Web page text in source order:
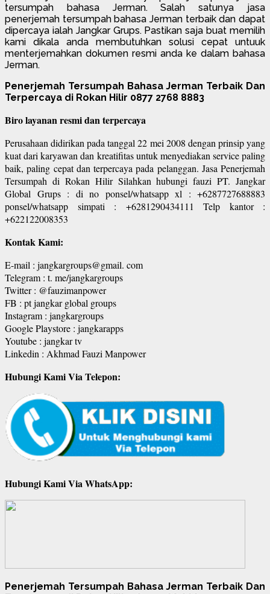
tersumpah bahasa Jerman. Salah satunya jasa
penerjemah tersumpah bahasa Jerman terbaik dan dapat
dipercaya ialah Jangkar Grups. Pastikan saja buat memilih
kami dikala anda membutuhkan solusi cepat untuuk
menterjemahkan dokumen resmi anda ke dalam bahasa
Jerman.
Penerjemah Tersumpah Bahasa Jerman Terbaik Dan
Terpercaya di Rokan Hilir 0877 2768 8883
Biro layanan resmi dan terpercaya
Perusahaan didirikan pada tanggal 22 mei 2008 dengan prinsip yang
kuat dari karyawan dan kreatifitas untuk menyediakan service paling
baik, paling cepat dan terpercaya pada pelanggan. Jasa Penerjemah
Tersumpah di Rokan Hilir Silahkan hubungi fauzi PT. Jangkar
Global Grups : di no ponsel/whatsapp xl : +6287727688883
ponsel/whatsapp simpati : +6281290434111 Telp kantor :
+622122008353
Kontak Kami:
E-mail : jangkargroups@gmail. com
Telegram : t. me/jangkargroups
Twitter : @fauzimanpower
FB : pt jangkar global groups
Instagram : jangkargroups
Google Playstore : jangkarapps
Youtube : jangkar tv
Linkedin : Akhmad Fauzi Manpower
Hubungi Kami Via Telepon:
Hubungi Kami Via WhatsApp:
Penerjemah Tersumpah Bahasa Jerman Terbaik Dan